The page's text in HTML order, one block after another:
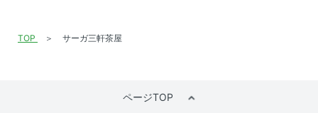
TOP サーガ三軒茶屋
ページTOP